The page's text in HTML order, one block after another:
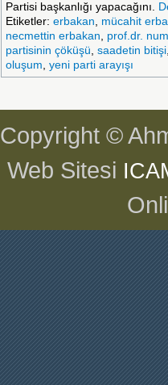
Partisi başkanlığı yapacağını.
Etiketler: erbakan, mücahit
necmettin erbakan, prof.dr.
partisinin çöküşü, saadetin bitişi
oluşum, yeni parti arayışı
Copyright ©
Web Sitesi